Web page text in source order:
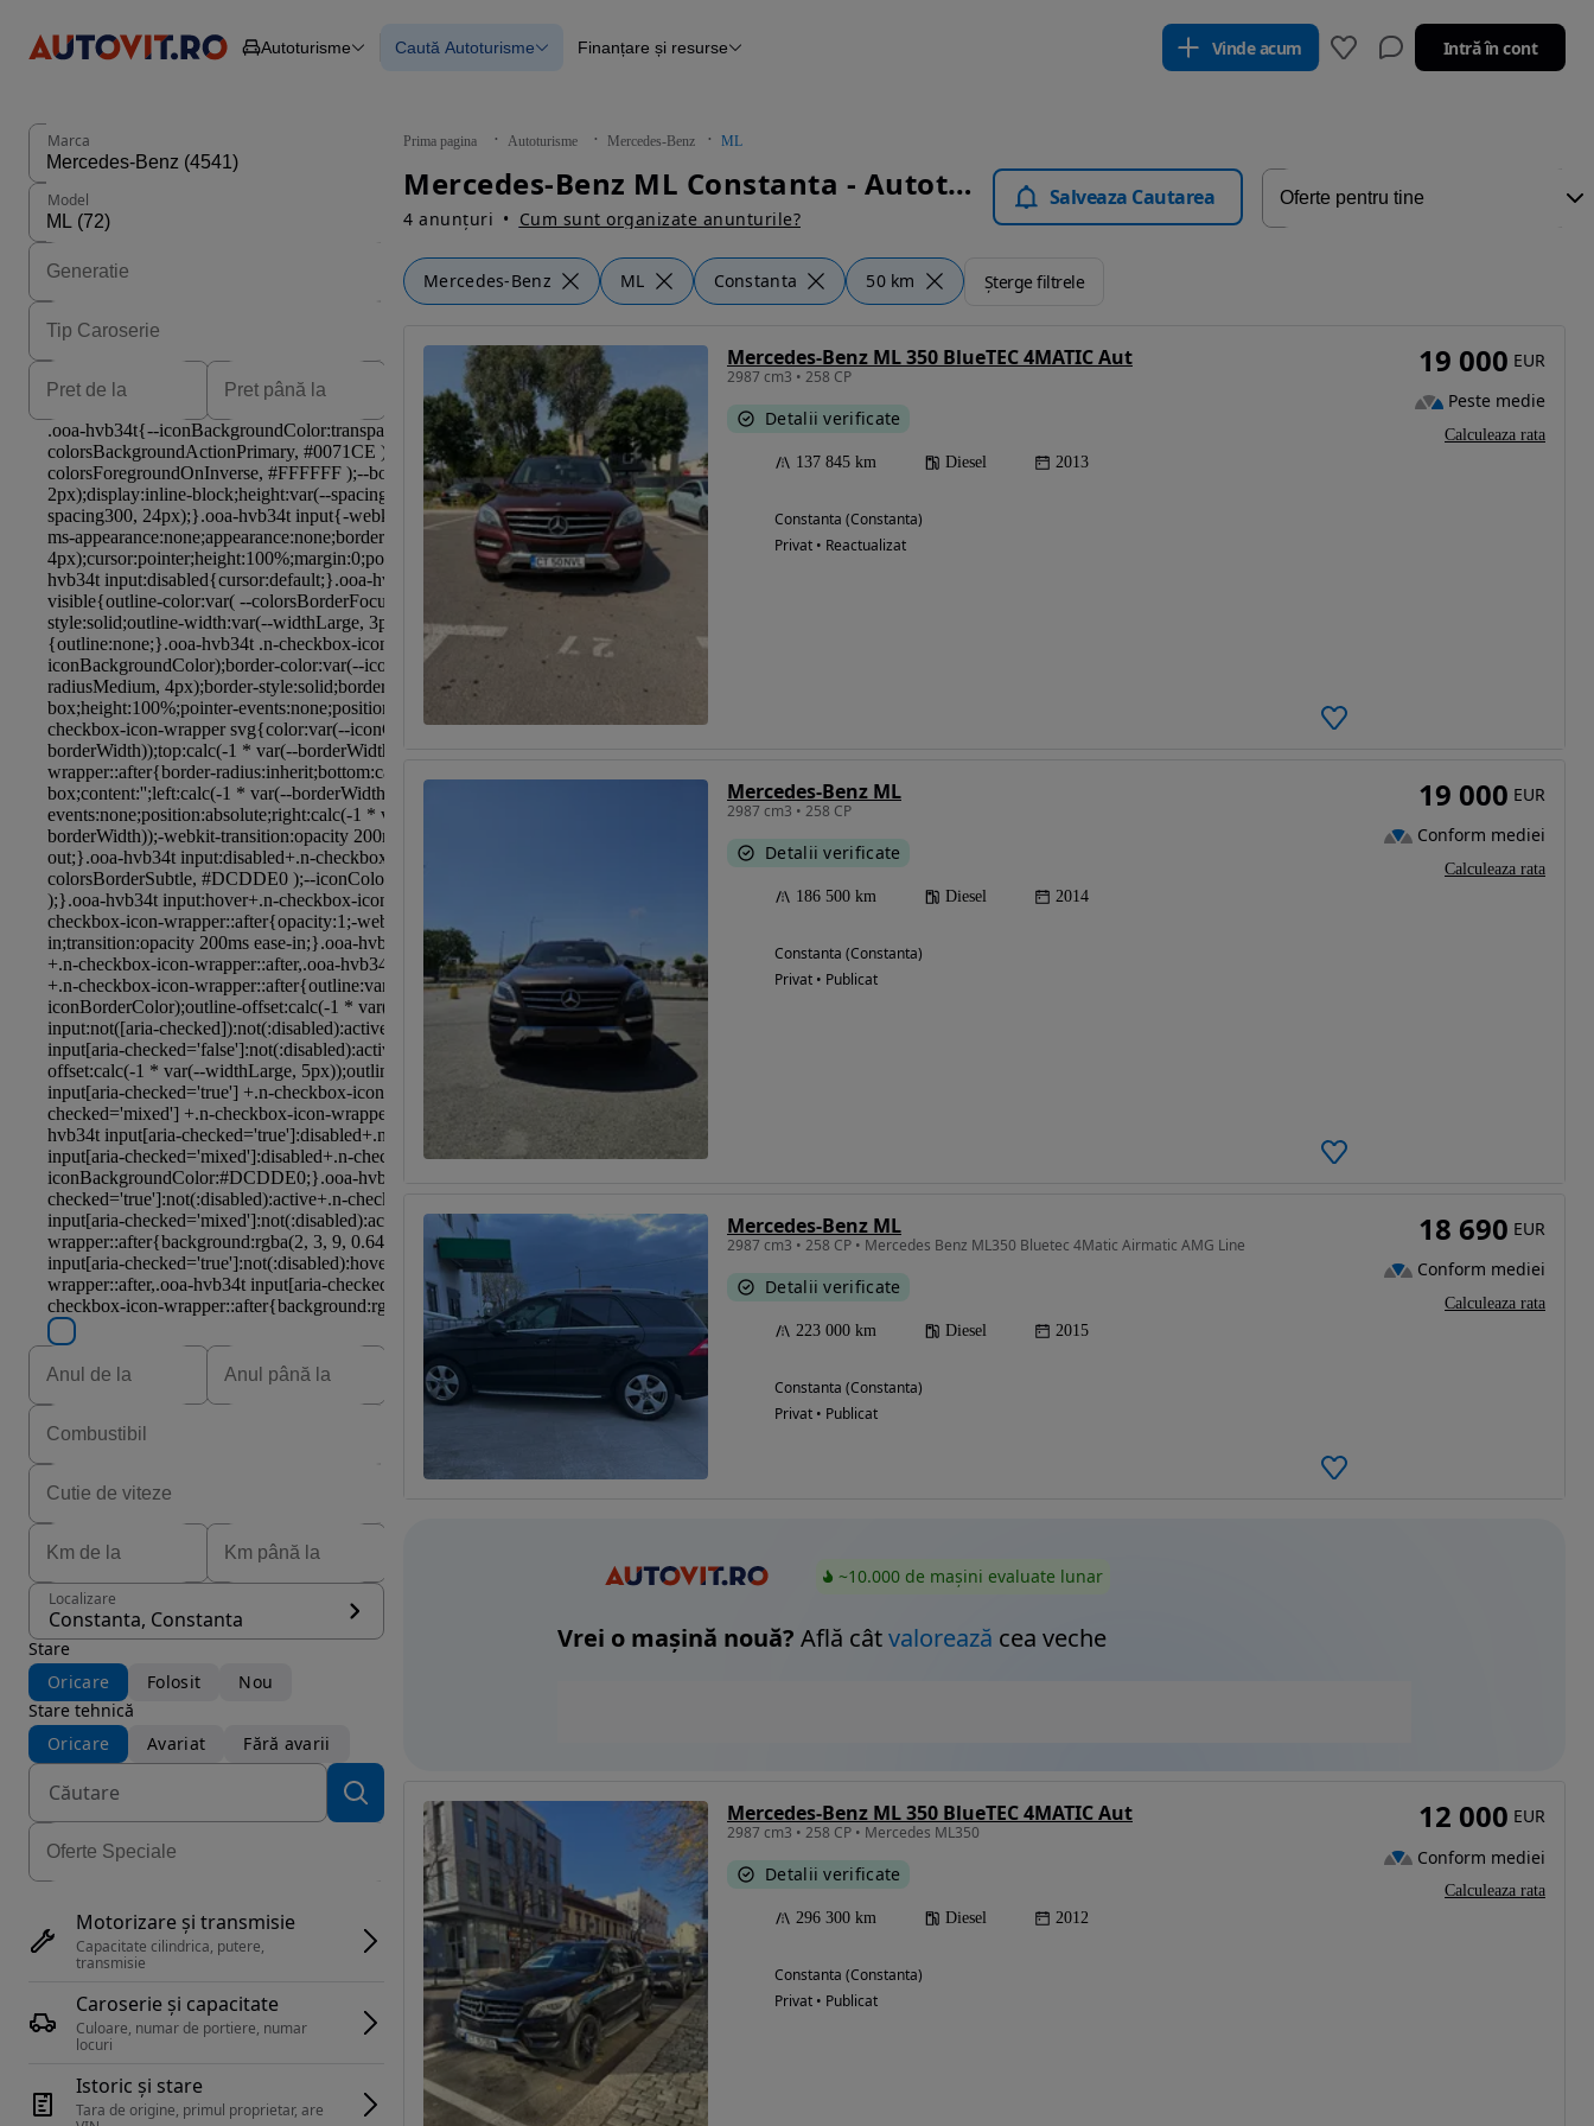
Autoturisme
Autoturisme
Mașini electrice
Mașini cu detalii verificate
Caută Autoturisme
Blog Autovit.ro
Finanțare și resurse Vinde acum Intră în cont
Prima pagina Autoturisme Mercedes-Benz ML
Mercedes-Benz ML Constanta - Autoturisme
4 anunțuri Cum sunt organizate anunturile?
Salveaza Cautarea
Mercedes-Benz ML Constanta 50 km Șterge filtrele
Marca
Model
Localizare
Constanta, Constanta
Stare
Oricare
Folosit
Nou
Stare tehnică
Oricare
Avariat Fără avarii
Motorizare și transmisie
Capacitate cilindrica, putere,
transmisie
Caroserie și capacitate
Culoare, numar de portiere, numar
locuri
Istoric și stare
Tara de origine, primul proprietar, are
Mercedes-Benz ML 350 BlueTEC 4MATIC Aut
2987 cm3 • 258 CP
Detalii verificate
137 845 km Diesel 2013
Constanta (Constanta)
Privat • Reactualizat
19 000 EUR
Peste medie
Calculeaza rata
Mercedes-Benz ML
2987 cm3 • 258 CP
Detalii verificate
186 500 km Diesel 2014
Constanta (Constanta)
Privat • Publicat
19 000 EUR
Conform mediei
Calculeaza rata
Mercedes-Benz ML
2987 cm3 • 258 CP • Mercedes Benz ML350 Bluetec 4Matic Airmatic AMG Line
Detalii verificate
223 000 km Diesel 2015
Constanta (Constanta)
Privat • Publicat
18 690 EUR
Conform mediei
Calculeaza rata
~10.000 de mașini evaluate lunar
Vrei o mașină nouă? Află câtvalorează cea veche
Mercedes-Benz ML 350 BlueTEC 4MATIC Aut
2987 cm3 • 258 CP • Mercedes ML350
Detalii verificate
296 300 km Diesel 2012
Constanta (Constanta)
Privat • Publicat
12 000 EUR
Conform mediei
Calculeaza rata